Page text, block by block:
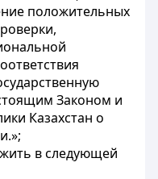
положительных
Законом и
Казахстан о
в следующей